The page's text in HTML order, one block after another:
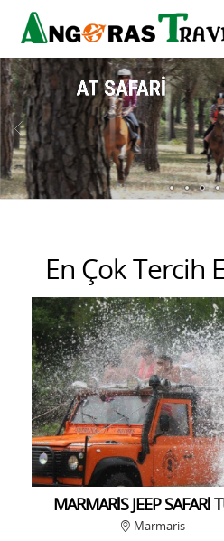
PAMUKKALE
En Çok Tercih
MARMARİS JEEP SAFARİ
Marmaris